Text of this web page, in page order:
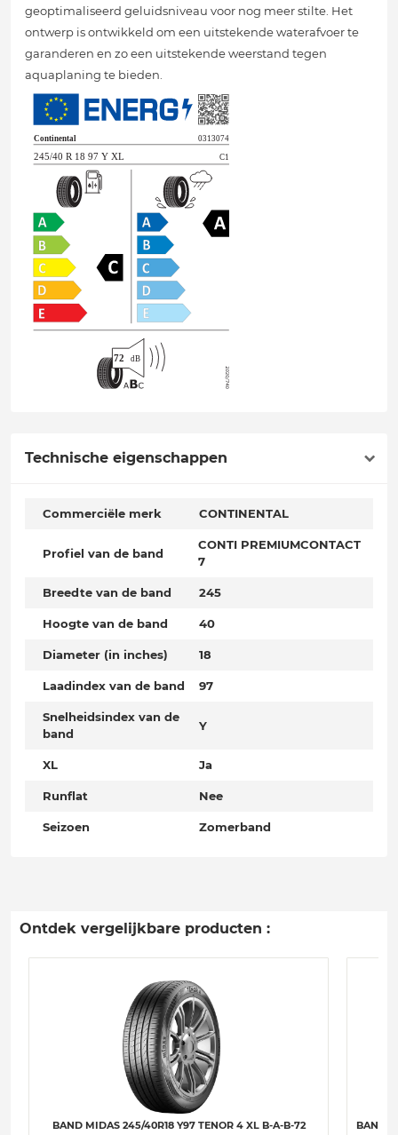
geoptimaliseerd geluidsniveau voor nog meer stilte. Het
ontwerp is ontwikkeld om een uitstekende waterafvoer te
garanderen en zo een uitstekende weerstand tegen
aquaplaning te bieden.
Technische eigenschappen
Commerciële merk CONTINENTAL
Profiel van de band
CONTI PREMIUMCONTACT
7
Breedte van de band 245
Hoogte van de band 40
Diameter (in inches) 18
Laadindex van de band 97
Snelheidsindex van de
band
Y
XL Ja
Runflat Nee
Seizoen Zomerband
Ontdek vergelijkbare producten :
BAND MIDAS 245/40R18 Y97 TENOR 4 XL B-A-B-72 BAND